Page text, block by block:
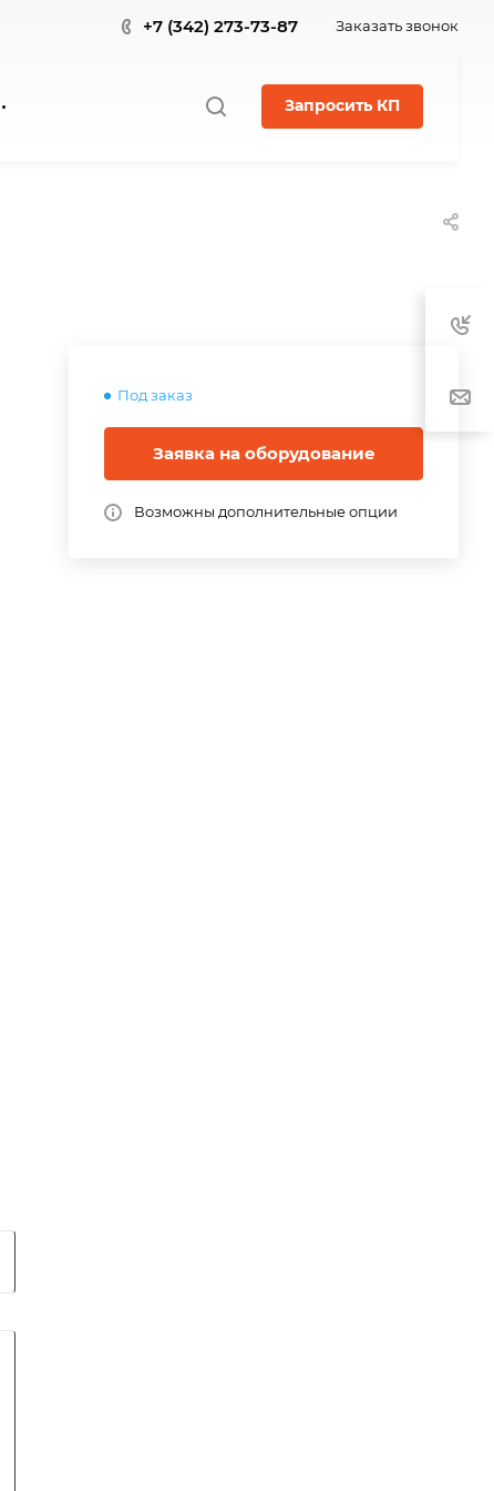
+7 (342) 273-73-87 Заказать звонок
Запросить КП
Под заказ
Заявка на оборудование
Возможны дополнительные опции